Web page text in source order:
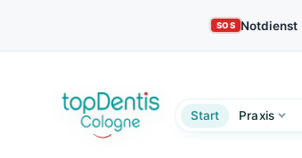
Notdienst
Start Praxis